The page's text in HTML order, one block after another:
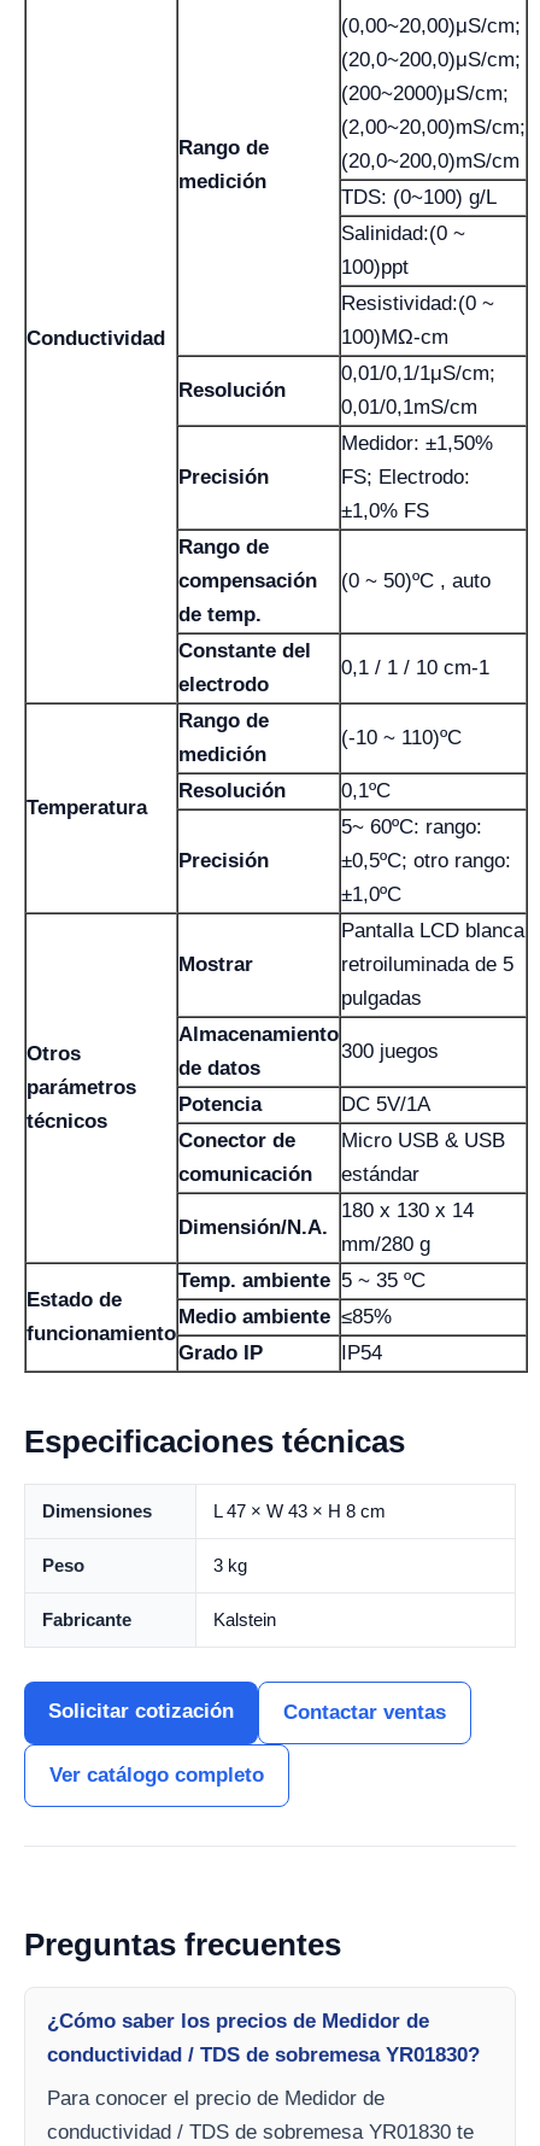
Conductividad
Rango de
medición
(0,00~20,00)μS/cm;
(20,0~200,0)μS/cm;
(200~2000)μS/cm;
(2,00~20,00)mS/cm;
(20,0~200,0)mS/cm
TDS: (0~100) g/L
Salinidad:(0 ~
100)ppt
Resistividad:(0 ~
100)MΩ-cm
Resolución
0,01/0,1/1μS/cm;
0,01/0,1mS/cm
Precisión
Medidor: ±1,50%
FS; Electrodo:
±1,0% FS
Rango de
compensación
de temp.
(0 ~ 50)ºC , auto
Constante del
electrodo
0,1 / 1 / 10 cm-1
Temperatura
Rango de
medición
(-10 ~ 110)ºC
Resolución 0,1ºC
Precisión
5~ 60ºC: rango:
±0,5ºC; otro rango:
±1,0ºC
Otros
parámetros
técnicos
Mostrar
Pantalla LCD blanca
retroiluminada de 5
pulgadas
Almacenamiento
de datos
300 juegos
Potencia
DC 5V/1A
Conector de
comunicación
Micro USB & USB
estándar
Dimensión/N.A.
180 x 130 x 14
mm/280 g
Estado de
funcionamiento
Temp. ambiente 5 ~ 35 ºC
Medio ambiente ≤85%
Grado IP
IP54
Especificaciones técnicas
Dimensiones L 47 × W 43 × H 8 cm
Peso 3 kg
Fabricante Kalstein
Solicitar cotización Contactar ventas
Ver catálogo completo
Preguntas frecuentes
¿Cómo saber los precios de Medidor de
conductividad / TDS de sobremesa YR01830?
Para conocer el precio de Medidor de
conductividad / TDS de sobremesa YR01830 te